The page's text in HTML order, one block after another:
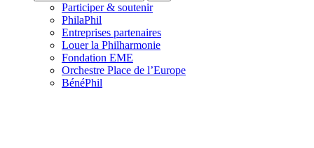
Participer & soutenir
PhilaPhil
Entreprises partenaires
Louer la Philharmonie
Fondation EME
Orchestre Place de l’Europe
BénéPhil